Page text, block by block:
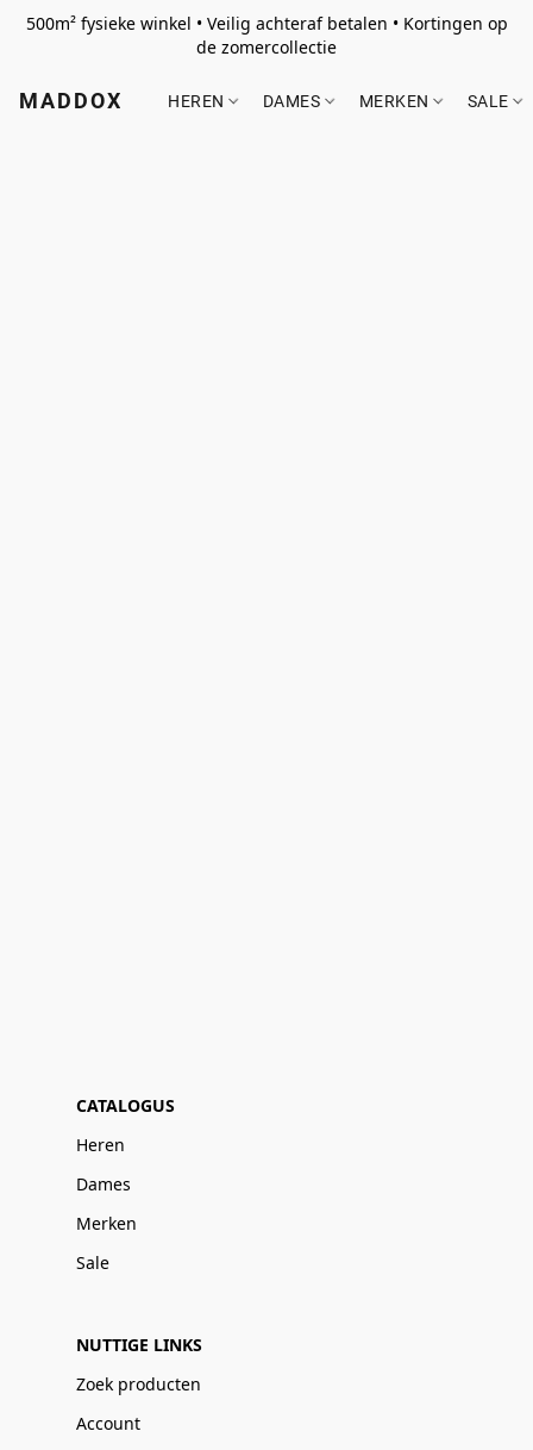
500m² fysieke winkel • Veilig achteraf betalen • Kortingen op
de zomercollectie
MADDOX HEREN DAMES MERKEN SALE
CATALOGUS
Heren
Dames
Merken
Sale
NUTTIGE LINKS
Zoek producten
Account